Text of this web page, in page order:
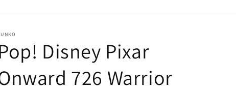
Disney Pixar
726 Warrior